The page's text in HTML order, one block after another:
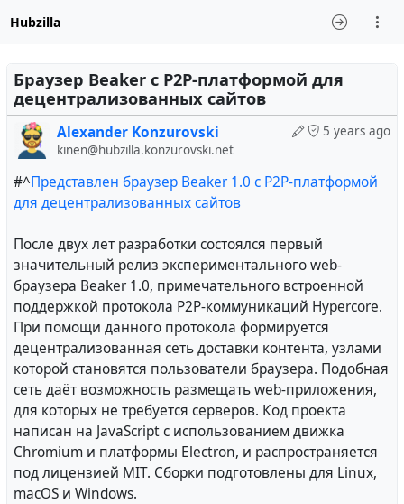
Hubzilla
Браузер Beaker с P2P-платформой для
децентрализованных сайтов
5 years ago
Alexander Konzurovski
kinen@hubzilla.konzurovski.net
#^Представлен браузер Beaker 1.0 с P2P-платформой
для децентрализованных сайтов
После двух лет разработки состоялся первый
значительный релиз экспериментального web-
браузера Beaker 1.0, примечательного встроенной
поддержкой протокола P2P-коммуникаций Hypercore.
При помощи данного протокола формируется
децентрализованная сеть доставки контента, узлами
которой становятся пользователи браузера. Подобная
сеть даёт возможность размещать web-приложения,
для которых не требуется серверов. Код проекта
написан на JavaScript с использованием движка
Chromium и платформы Electron, и распространяется
под лицензией MIT. Сборки подготовлены для Linux,
macOS и Windows.